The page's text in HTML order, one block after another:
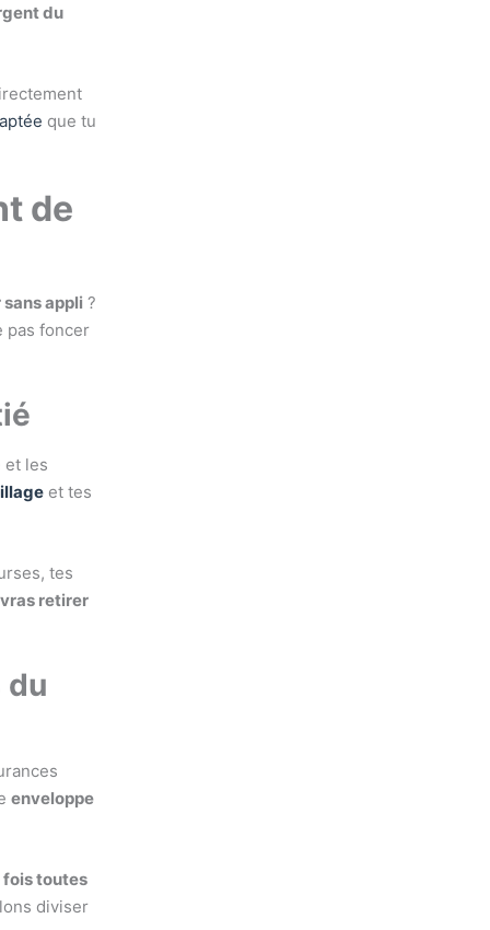
du
que tu
de
appli ?
pas foncer
et les
et tes
tes
retirer
du
enveloppe
fois toutes
diviser